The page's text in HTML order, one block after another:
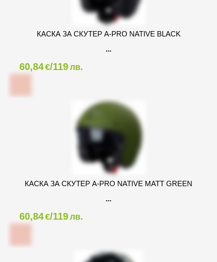
КАСКА ЗА СКУТЕР A-PRO NATIVE BLACK
60,84€/119лв.
КАСКА ЗА СКУТЕР A-PRO NATIVE MATT GREEN
60,84€/119лв.